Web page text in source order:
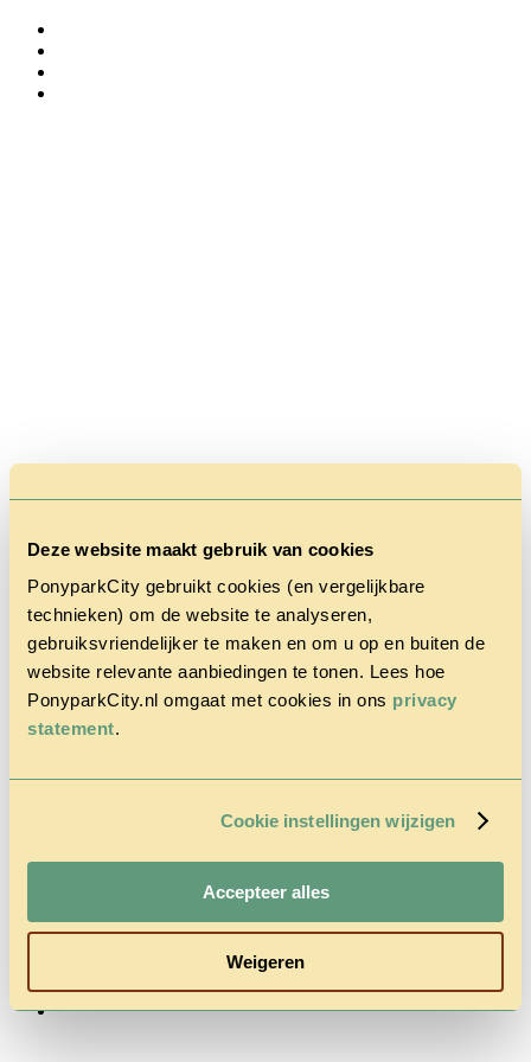
Deze website maakt gebruik van cookies
PonyparkCity gebruikt cookies (en vergelijkbare
technieken) om de website te analyseren,
gebruiksvriendelijker te maken en om u op en buiten de
website relevante aanbiedingen te tonen. Lees hoe
PonyparkCity.nl omgaat met cookies in ons privacy
statement.
Cookie instellingen wijzigen
Accepteer alles
Weigeren
Home
Discover
the park
House
& Contact